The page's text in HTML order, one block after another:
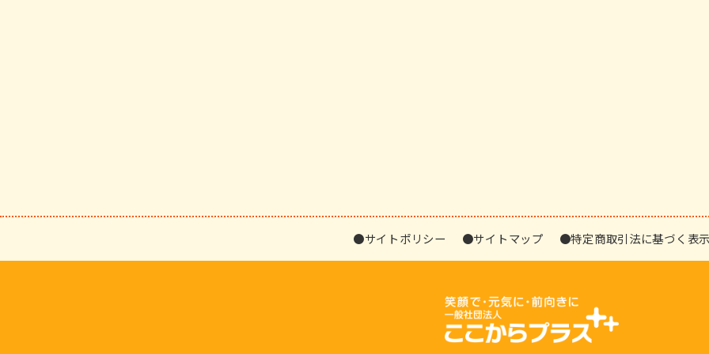
●サイトポリシー ●サイトマップ ●特定商取引法に基づく表